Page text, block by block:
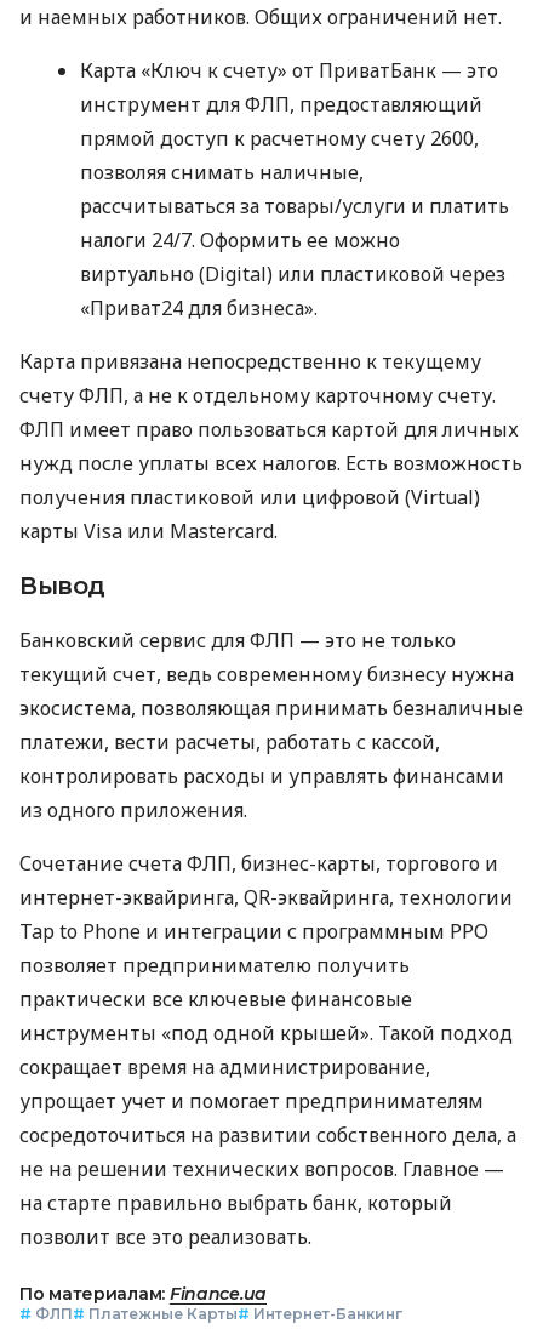
и наемных работников. Общих ограничений нет.
Карта «Ключ к счету» от ПриватБанк — это
инструмент для ФЛП, предоставляющий
прямой доступ к расчетному счету 2600,
позволяя снимать наличные,
рассчитываться за товары/услуги и платить
налоги 24/7. Оформить ее можно
виртуально (Digital) или пластиковой через
«Приват24 для бизнеса».
Карта привязана непосредственно к текущему
счету ФЛП, а не к отдельному карточному счету.
ФЛП имеет право пользоваться картой для личных
нужд после уплаты всех налогов. Есть возможность
получения пластиковой или цифровой (Virtual)
карты Visa или Mastercard.
Вывод
Банковский сервис для ФЛП — это не только
текущий счет, ведь современному бизнесу нужна
экосистема, позволяющая принимать безналичные
платежи, вести расчеты, работать с кассой,
контролировать расходы и управлять финансами
из одного приложения.
Сочетание счета ФЛП, бизнес-карты, торгового и
интернет-эквайринга, QR-эквайринга, технологии
Tap to Phone и интеграции с программным РРО
позволяет предпринимателю получить
практически все ключевые финансовые
инструменты «под одной крышей». Такой подход
сокращает время на администрирование,
упрощает учет и помогает предпринимателям
сосредоточиться на развитии собственного дела, а
не на решении технических вопросов. Главное —
на старте правильно выбрать банк, который
позволит все это реализовать.
По материалам: Finance.ua
# ФЛП# Платежные Карты# Интернет-Банкинг